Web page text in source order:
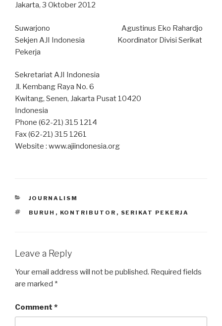
Jakarta, 3 Oktober 2012
Suwarjono Agustinus Eko Rahardjo
Sekjen AJI Indonesia Koordinator Divisi Serikat
Pekerja
Sekretariat AJI Indonesia
Jl. Kembang Raya No. 6
Kwitang, Senen, Jakarta Pusat 10420
Indonesia
Phone (62-21) 315 1214
Fax (62-21) 315 1261
Website : www.ajiindonesia.org
CATEGORIES
JOURNALISM
TAGS
BURUH , KONTRIBUTOR , SERIKAT PEKERJA
Leave a Reply
Your email address will not be published. Required fields
are marked *
Comment *